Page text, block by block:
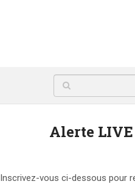
Alerte LIVE
Inscrivez-vous ci-dessous pour